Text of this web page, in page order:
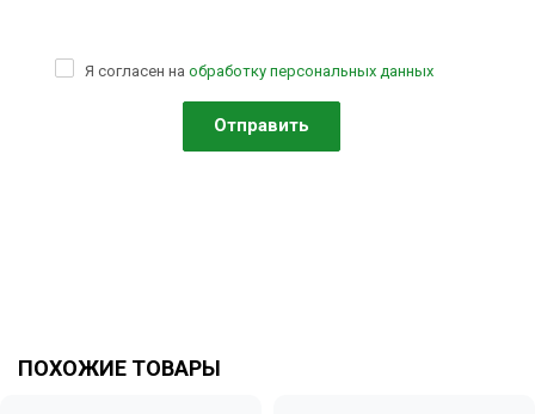
Я согласен на обработку персональных данных
ПОХОЖИЕ ТОВАРЫ